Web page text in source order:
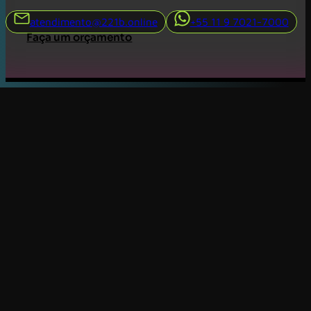
atendimento@221b.online +55 11 9 7021-7000
Faça um orçamento